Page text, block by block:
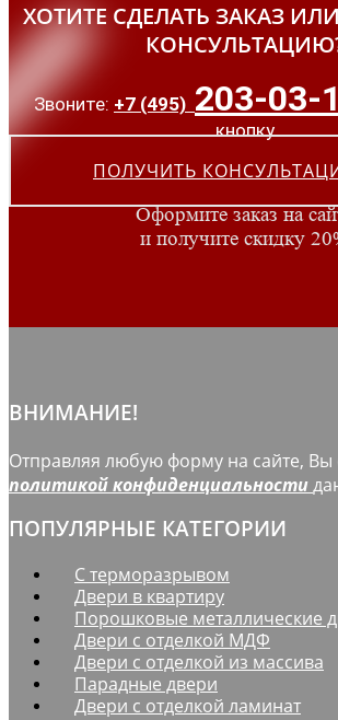
ХОТИТЕ СДЕЛАТЬ ЗАКАЗ
Звоните: +7 (495) 203-03-
кнопку
ПОЛУЧИТЬ
Оформите заказ на
и получите скидку
ВНИМАНИЕ!
Отправляя любую форму на сайте, Вы
политикой конфиденциальности
ПОПУЛЯРНЫЕ КАТЕГОРИИ
С терморазрывом
Двери в квартиру
Порошковые металлические
Двери с отделкой МДФ
Двери с отделкой из массива
Парадные двери
Двери с отделкой ламинат